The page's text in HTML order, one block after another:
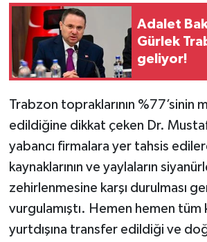
Adalet
Gürlek
geliyor!
Trabzon topraklarının %77’sinin
edildiğine dikkat çeken Dr.
yabancı firmalara yer tahsis
kaynaklarının ve yaylaların
zehirlenmesine karşı durulması
vurgulamıştı. Hemen hemen tüm
yurtdışına transfer edildiği ve